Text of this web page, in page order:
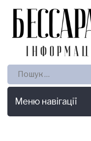
Пошук:
Меню навігації